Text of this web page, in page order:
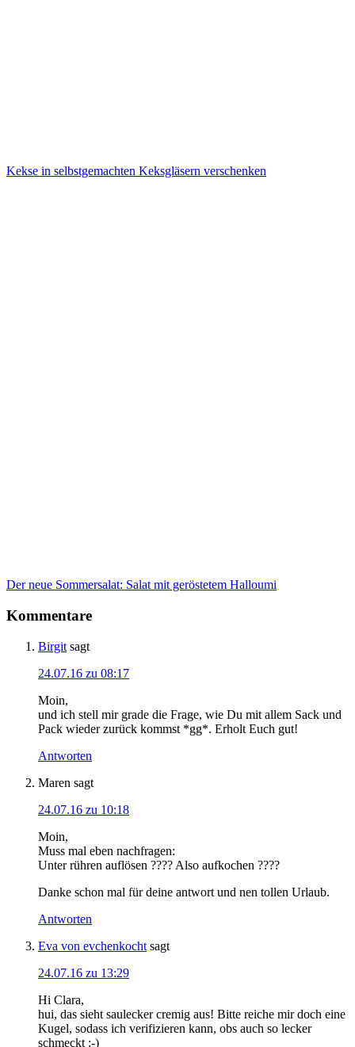
Kekse in selbstgemachten Keksgläsern verschenken
Der neue Sommersalat: Salat mit geröstetem Halloumi
Kommentare
Birgit sagt
24.07.16 zu 08:17
Moin,
und ich stell mir grade die Frage, wie Du mit allem Sack und
Pack wieder zurück kommst *gg*. Erholt Euch gut!
Antworten
Maren sagt
24.07.16 zu 10:18
Moin,
Muss mal eben nachfragen:
Unter rühren auflösen ???? Also aufkochen ????
Danke schon mal für deine antwort und nen tollen Urlaub.
Antworten
Eva von evchenkocht sagt
24.07.16 zu 13:29
Hi Clara,
hui, das sieht saulecker cremig aus! Bitte reiche mir doch eine
Kugel, sodass ich verifizieren kann, obs auch so lecker
schmeckt :-)